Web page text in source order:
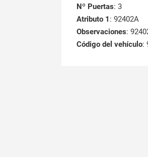
Nº Puertas: 3
Atributo 1 : 92402A
Observaciones:
Código del vehículo: